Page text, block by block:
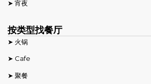
➤ 宵夜
按类型找餐厅
➤ 火锅
➤ Cafe
➤ 聚餐